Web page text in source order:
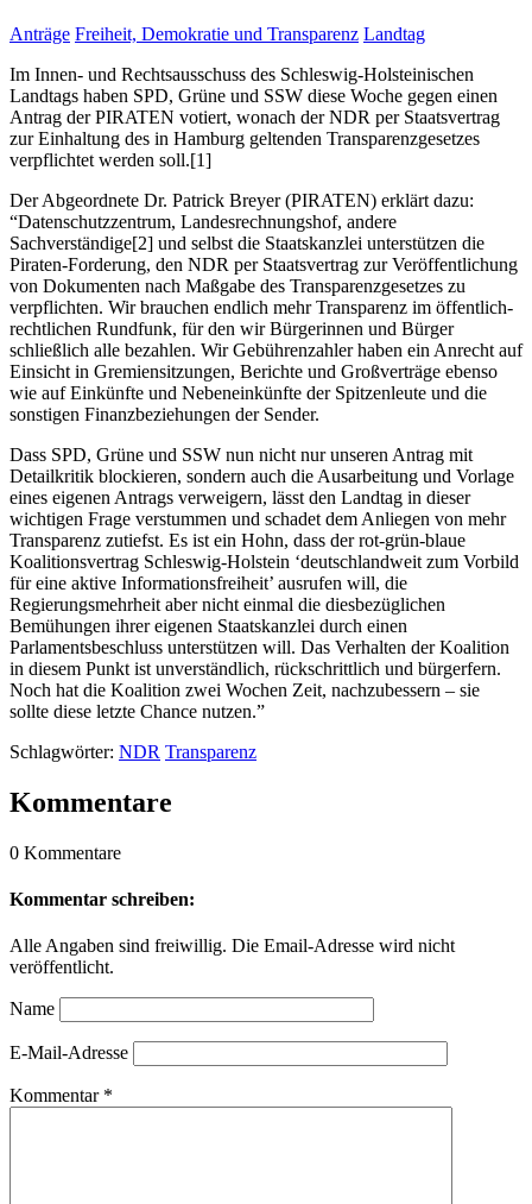
Anträge Freiheit, Demokratie und Transparenz Landtag
Im Innen- und Rechtsausschuss des Schleswig-Holsteinischen
Landtags haben SPD, Grüne und SSW diese Woche gegen einen
Antrag der PIRATEN votiert, wonach der NDR per Staatsvertrag
zur Einhaltung des in Hamburg geltenden Transparenzgesetzes
verpflichtet werden soll.[1]
Der Abgeordnete Dr. Patrick Breyer (PIRATEN) erklärt dazu:
“Datenschutzzentrum, Landesrechnungshof, andere
Sachverständige[2] und selbst die Staatskanzlei unterstützen die
Piraten-Forderung, den NDR per Staatsvertrag zur Veröffentlichung
von Dokumenten nach Maßgabe des Transparenzgesetzes zu
verpflichten. Wir brauchen endlich mehr Transparenz im öffentlich-
rechtlichen Rundfunk, für den wir Bürgerinnen und Bürger
schließlich alle bezahlen. Wir Gebührenzahler haben ein Anrecht auf
Einsicht in Gremiensitzungen, Berichte und Großverträge ebenso
wie auf Einkünfte und Nebeneinkünfte der Spitzenleute und die
sonstigen Finanzbeziehungen der Sender.
Dass SPD, Grüne und SSW nun nicht nur unseren Antrag mit
Detailkritik blockieren, sondern auch die Ausarbeitung und Vorlage
eines eigenen Antrags verweigern, lässt den Landtag in dieser
wichtigen Frage verstummen und schadet dem Anliegen von mehr
Transparenz zutiefst. Es ist ein Hohn, dass der rot-grün-blaue
Koalitionsvertrag Schleswig-Holstein ‘deutschlandweit zum Vorbild
für eine aktive Informationsfreiheit’ ausrufen will, die
Regierungsmehrheit aber nicht einmal die diesbezüglichen
Bemühungen ihrer eigenen Staatskanzlei durch einen
Parlamentsbeschluss unterstützen will. Das Verhalten der Koalition
in diesem Punkt ist unverständlich, rückschrittlich und bürgerfern.
Noch hat die Koalition zwei Wochen Zeit, nachzubessern – sie
sollte diese letzte Chance nutzen.”
Schlagwörter: NDR Transparenz
Kommentare
0 Kommentare
Kommentar schreiben:
Alle Angaben sind freiwillig. Die Email-Adresse wird nicht
veröffentlicht.
Name
E-Mail-Adresse
Kommentar *